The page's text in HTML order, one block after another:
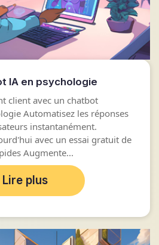
IA en psychologie
client avec un chatbot
Automatisez les réponses
instantanément.
avec un essai gratuit de
Augmente...
Lire plus